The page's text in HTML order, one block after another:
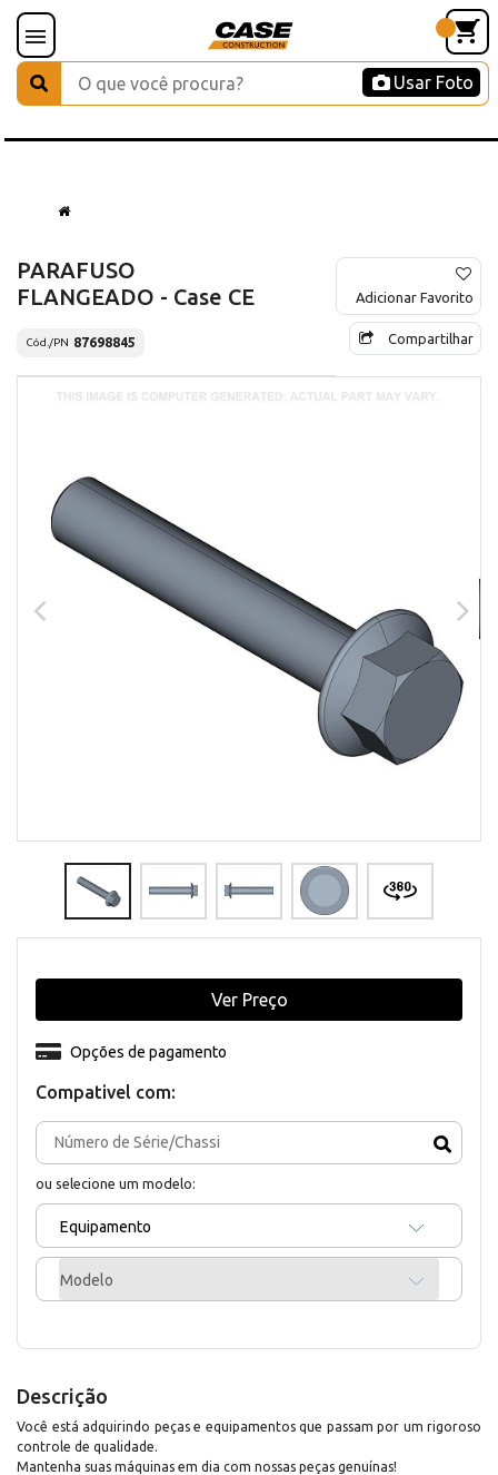
Usar Foto
PARAFUSO
FLANGEADO - Case CE
Cód./PN 87698845
Adicionar Favorito
Compartilhar
Compativel com:
ou selecione um modelo:
Equipamento
Modelo
Opções de pagamento
Ver Preço
Descrição
Você está adquirindo peças e equipamentos que passam por um rigoroso
controle de qualidade.
Mantenha suas máquinas em dia com nossas peças genuínas!